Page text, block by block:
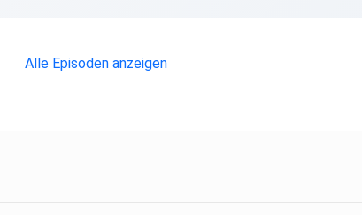
Alle Episoden anzeigen